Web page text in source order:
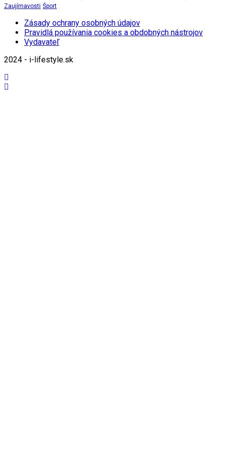
Zaujímavosti Šport
Zásady ochrany osobných údajov
Pravidlá používania cookies a obdobných nástrojov
Vydavateľ
2024 - i-lifestyle.sk